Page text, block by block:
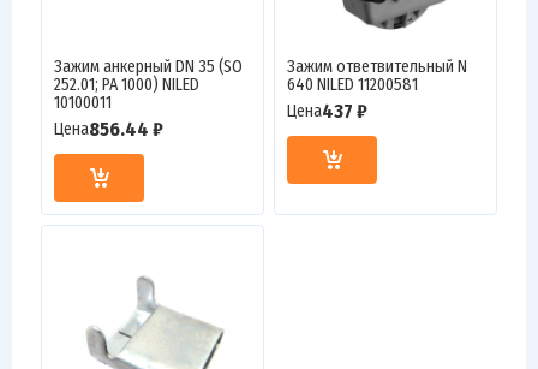
Зажим анкерный DN 35 (SO
252.01; PA 1000) NILED
10100011
Цена856.44 ₽
Зажим ответвительный N
640 NILED 11200581
Цена437 ₽